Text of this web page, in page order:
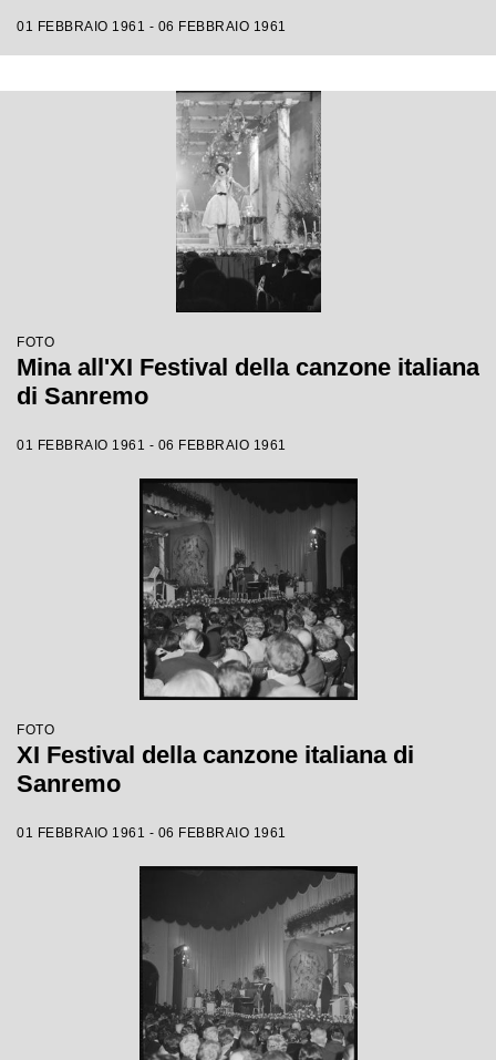
01 FEBBRAIO 1961 - 06 FEBBRAIO 1961
FOTO
Mina all'XI Festival della canzone italiana
di Sanremo
01 FEBBRAIO 1961 - 06 FEBBRAIO 1961
FOTO
XI Festival della canzone italiana di
Sanremo
01 FEBBRAIO 1961 - 06 FEBBRAIO 1961